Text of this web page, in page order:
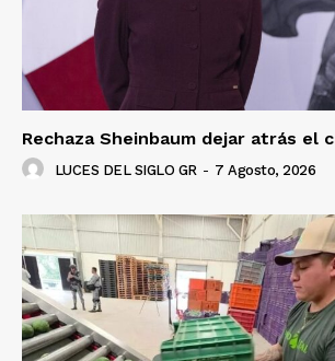
Rechaza Sheinbaum dejar atrás el
LUCES DEL SIGLO GR - 7 Agosto, 2026